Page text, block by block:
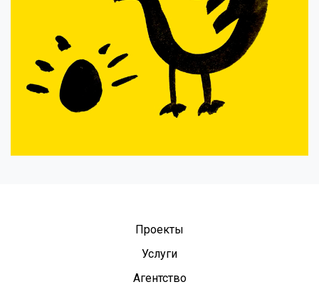
Проекты
Услуги
Агентство